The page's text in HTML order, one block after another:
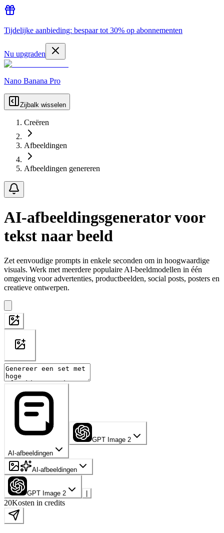
Tijdelijke aanbieding: bespaar tot 30% op abonnementen
Nu upgraden
Nano Banana Pro
Zijbalk wisselen
Creëren
Afbeeldingen
Afbeeldingen genereren
AI-afbeeldingsgenerator voor
tekst naar beeld
Zet eenvoudige prompts in enkele seconden om in hoogwaardige
visuals. Werk met meerdere populaire AI-beeldmodellen in één
omgeving voor advertenties, productbeelden, social posts, posters en
creatieve ontwerpen.
AI-afbeeldingen
GPT Image 2
AI-afbeeldingen
GPT Image 2
20Kosten in credits